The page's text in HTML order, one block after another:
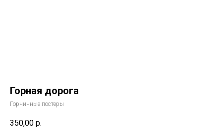
Горная дорога
Горчичные постеры
350,00 р.